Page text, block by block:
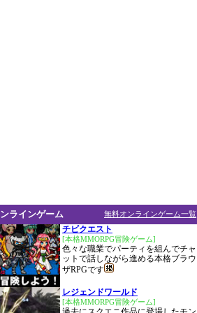
無料オンラインゲーム一覧
ラインゲーム
チビクエスト
[本格MMORPG冒険ゲーム]
色々な職業でパーティを組んでチャ
ットで話しながら進める本格ブラウ
ザRPGです
レジェンドワールド
[本格MMORPG冒険ゲーム]